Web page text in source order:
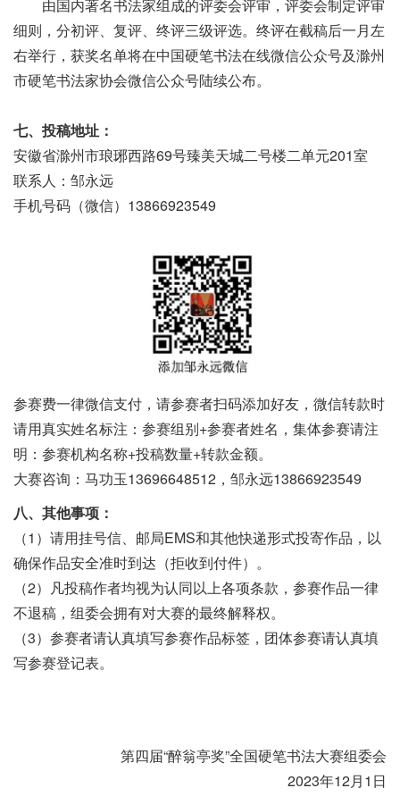
由国内著名书法家组成的评委会评审，评委会制定评审
细则，分初评、复评、终评三级评选。终评在截稿后一月左
右举行，获奖名单将在中国硬笔书法在线微信公众号及滁州
市硬笔书法家协会微信公众号陆续公布。
七、投稿地址：
安徽省滁州市琅琊西路69号臻美天城二号楼二单元201室
联系人：邹永远
手机号码（微信）13866923549
参赛费一律微信支付，请参赛者扫码添加好友，微信转款时
请用真实姓名标注：参赛组别+参赛者姓名，集体参赛请注
明：参赛机构名称+投稿数量+转款金额。
大赛咨询：马功玉13696648512，邹永远13866923549
八、其他事项：
（1）请用挂号信、邮局EMS和其他快递形式投寄作品，以
确保作品安全准时到达（拒收到付件）。
（2）凡投稿作者均视为认同以上各项条款，参赛作品一律
不退稿，组委会拥有对大赛的最终解释权。
（3）参赛者请认真填写参赛作品标签，团体参赛请认真填
写参赛登记表。
第四届“醉翁亭奖”全国硬笔书法大赛组委会
2023年12月1日